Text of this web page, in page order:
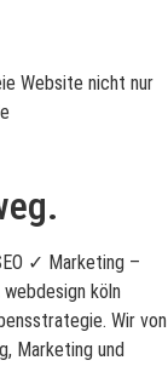
Website nicht nur
Wir von
Marketing und